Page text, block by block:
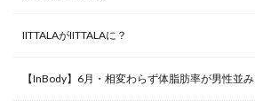
IITTALAがIITTALAに？
【InBody】6月・相変わらず体脂肪率が男性並み